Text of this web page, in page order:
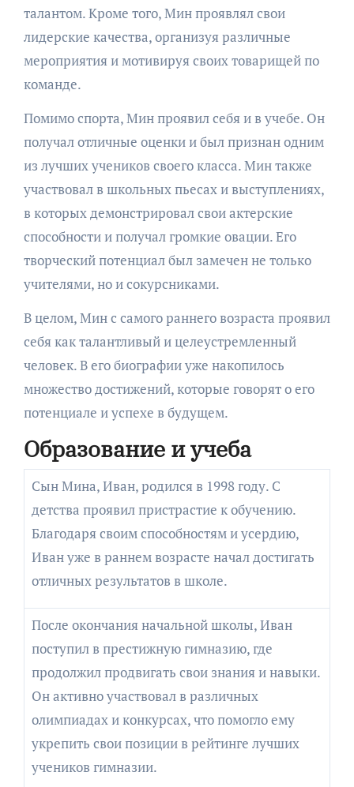
талантом. Кроме того, Мин проявлял свои
лидерские качества, организуя различные
мероприятия и мотивируя своих товарищей по
команде.
Помимо спорта, Мин проявил себя и в учебе. Он
получал отличные оценки и был признан одним
из лучших учеников своего класса. Мин также
участвовал в школьных пьесах и выступлениях,
в которых демонстрировал свои актерские
способности и получал громкие овации. Его
творческий потенциал был замечен не только
учителями, но и сокурсниками.
В целом, Мин с самого раннего возраста проявил
себя как талантливый и целеустремленный
человек. В его биографии уже накопилось
множество достижений, которые говорят о его
потенциале и успехе в будущем.
Образование и учеба
Сын Мина, Иван, родился в 1998 году. С
детства проявил пристрастие к обучению.
Благодаря своим способностям и усердию,
Иван уже в раннем возрасте начал достигать
отличных результатов в школе.
После окончания начальной школы, Иван
поступил в престижную гимназию, где
продолжил продвигать свои знания и навыки.
Он активно участвовал в различных
олимпиадах и конкурсах, что помогло ему
укрепить свои позиции в рейтинге лучших
учеников гимназии.